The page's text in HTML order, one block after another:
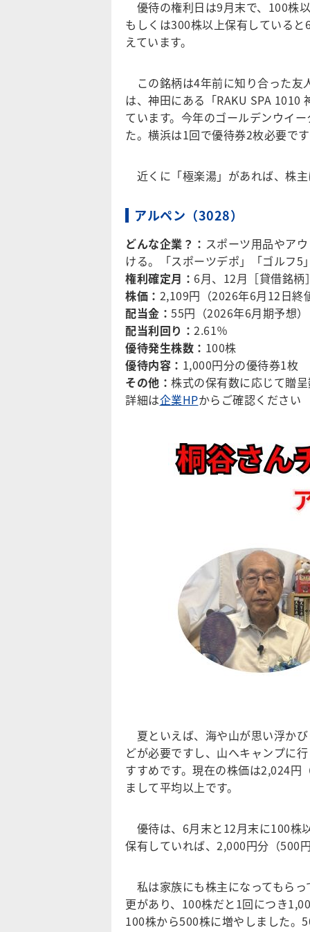
優待の権利日は9月末で、100株
もしくは300株以上保有している
えています。
この銘柄は4年前に知り合った友
は、神田にある「RAKU SPA 1010
ています。今年のゴールデンウイ
た。横浜は1回で優待券2枚必要で
近くに「極楽湯」があれば、株
アルペン（3028）
どんな企業？： スポーツ用品やア
ける。「スポーツデポ」「ゴルフ
権利確定月： 6月、12月［貸借銘柄
株価： 2,109円（2026年6月12日終
配当金： 55円（2026年6月期予想）
配当利回り： 2.61％
優待発生株数： 100株
優待内容： 1,000円分の優待券1枚
その他： 株式の保有数に応じて贈
詳細は企業HPからご確認ください
夏といえば、海や山が思い浮か
どが必要ですし、山へキャンプに
すすめです。現在の株価は2,024円
まして平均以上です。
優待は、6月末と12月末に100株
保有していれば、2,000円分（500
私は家族にも株主になってもら
更があり、100株だと1回につき
100株から500株に増やしました。